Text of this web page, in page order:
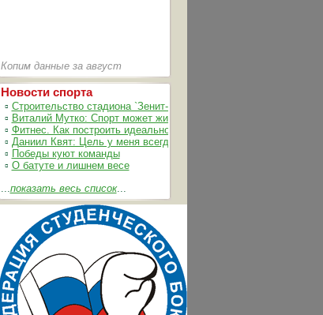
Копим данные за август
Новости спорта
▫ Строительство стадиона `Зенит-Арена` идет согласно графика
▫ Виталий Мутко: Спорт может жить без допинга
▫ Фитнес. Как построить идеальное тело
▫ Даниил Квят: Цель у меня всегда одна – выжимать из себя и
▫ Победы куют команды
▫ О батуте и лишнем весе
...показать весь список...